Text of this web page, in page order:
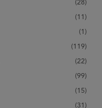
(28)
(11)
(1)
(119)
(22)
(99)
(15)
(31)